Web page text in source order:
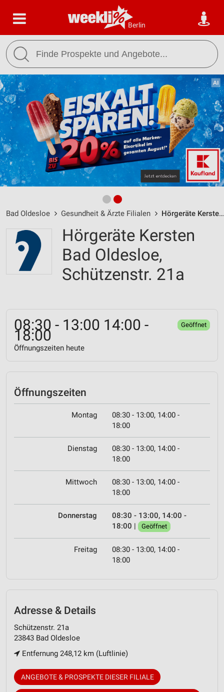
Berlin
Bad Oldesloe Gesundheit & Ärzte Filialen Hörgeräte Kersten Bad Oldesloe / Schützenstr. 21a - Öffnungszeiten & Adresse
Hörgeräte Kersten
Bad Oldesloe,
Schützenstr. 21a
08:30 - 13:00 14:00 -
18:00
Geöffnet
Öffnungszeiten heute
Öffnungszeiten
Montag
08:30 - 13:00, 14:00 -
18:00
Dienstag
08:30 - 13:00, 14:00 -
18:00
Mittwoch
08:30 - 13:00, 14:00 -
18:00
Donnerstag
08:30 - 13:00, 14:00 -
18:00 | Geöffnet
Freitag
08:30 - 13:00, 14:00 -
18:00
Adresse & Details
Schützenstr. 21a
23843 Bad Oldesloe
Entfernung 248,12 km (Luftlinie)
ANGEBOTE & PROSPEKTE DIESER FILIALE